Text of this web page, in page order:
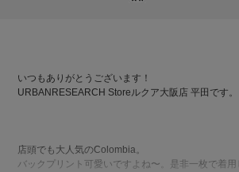
いつもありがとうございます！
URBANRESEARCH Storeルクア大阪店 平田です。
店頭でも大人気のColombia。
バックプリント可愛いですよね〜。是非一枚で着用